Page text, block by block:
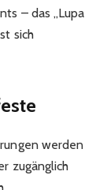
– das „Lupa
sich
werden
zugänglich